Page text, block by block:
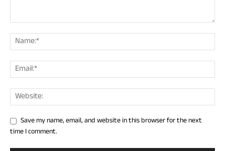
Save my name, email, and website in this browser for the next
time I comment.